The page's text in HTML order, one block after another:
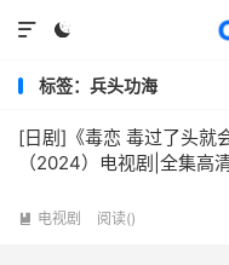


标签：兵头功海
[日剧]《毒恋 毒过了头就
（2024）电视剧|全集高
 电视剧 阅读()